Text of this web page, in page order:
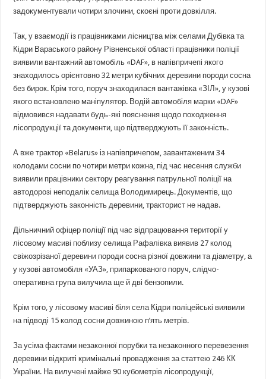
задокументували чотири злочини, скоєні проти довкілля.
Так, у взаємодії із працівниками лісництва між селами Дубівка та
Кідри Вараського району Рівненської області працівники поліції
виявили вантажний автомобіль «DAF», в напівпричепі якого
знаходилось орієнтовно 32 метри кубічних деревини породи сосна
без бирок. Крім того, поруч знаходилася вантажівка «ЗІЛ», у кузові
якого встановлено маніпулятор. Водій автомобіля марки «DAF»
відмовився надавати будь-які пояснення щодо походження
лісопродукції та документи, що підтверджують її законність.
А вже трактор «Belarus» із напівпричепом, завантаженим 34
колодами сосни по чотири метри кожна, під час несення служби
виявили працівники сектору реагування патрульної поліції на
автодорозі неподалік селища Володимирець. Документів, що
підтверджують законність деревини, тракторист не надав.
Дільничний офіцер поліції під час відпрацювання території у
лісовому масиві поблизу селища Рафалівка виявив 27 колод
свіжозрізаної деревини породи сосна різної довжини та діаметру, а
у кузові автомобіля «УАЗ», припаркованого поруч, слідчо-
оперативна група вилучила ще й дві бензопили.
Крім того, у лісовому масиві біля села Кідри поліцейські виявили
на підводі 15 колод сосни довжиною п’ять метрів.
За усіма фактами незаконної порубки та незаконного перевезення
деревини відкриті кримінальні провадження за статтею 246 КК
України. На вилучені майже 90 кубометрів лісопродукції,